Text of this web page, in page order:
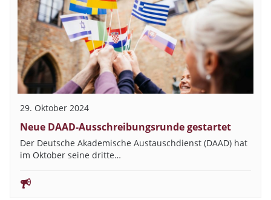
29. Oktober 2024
Neue DAAD-Ausschreibungsrunde gestartet
Der Deutsche Akademische Austauschdienst (DAAD) hat
im Oktober seine dritte…